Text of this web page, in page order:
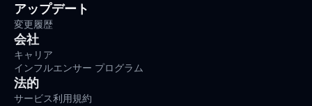
アップデート
変更履歴
会社
キャリア
インフルエンサー プログラム
法的
サービス利用規約